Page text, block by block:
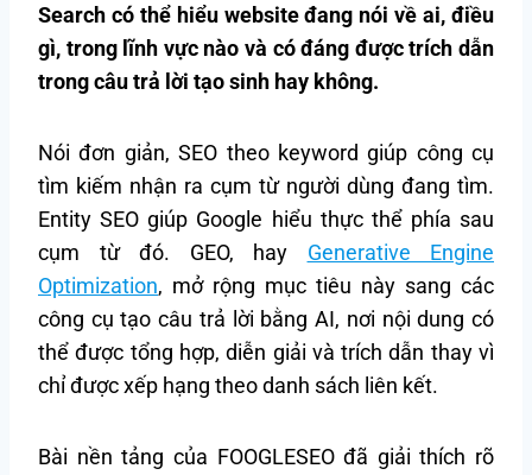
Search có thể hiểu website đang nói về ai, điều
gì, trong lĩnh vực nào và có đáng được trích dẫn
trong câu trả lời tạo sinh hay không.
Nói đơn giản, SEO theo keyword giúp công cụ
tìm kiếm nhận ra cụm từ người dùng đang tìm.
Entity SEO giúp Google hiểu thực thể phía sau
cụm từ đó. GEO, hay Generative Engine
Optimization, mở rộng mục tiêu này sang các
công cụ tạo câu trả lời bằng AI, nơi nội dung có
thể được tổng hợp, diễn giải và trích dẫn thay vì
chỉ được xếp hạng theo danh sách liên kết.
Bài nền tảng của FOOGLESEO đã giải thích rõ